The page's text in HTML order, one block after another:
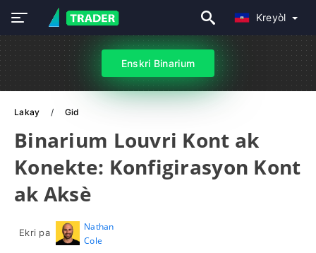
Kreyòl
Enskri Binarium
Lakay Gid
Binarium Louvri Kont ak
Konekte: Konfigirasyon Kont
ak Aksè
Ekri pa
Nathan
Cole